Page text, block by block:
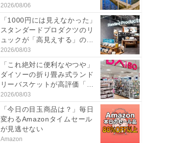
帰...
2026/08/06
「1000円には見えなかった」
スタンダードプロダクツのリ
ュックが「高見えする」の...
2026/08/03
「これ絶対に便利なやつや」
ダイソーの折り畳み式ランド
リーバスケットが高評価「使
わ...
2026/08/03
「今日の目玉商品は？」毎日
変わるAmazonタイムセール
が見逃せない
Amazon